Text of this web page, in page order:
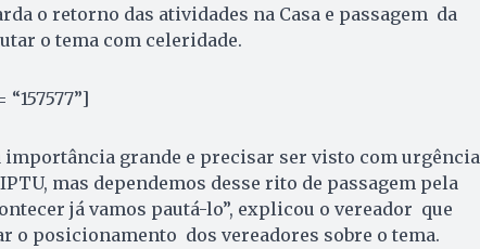
o retorno das atividades na Casa e passagem da
o tema com celeridade.
importância grande e precisar ser visto com urgência
mas dependemos desse rito de passagem pela
já vamos pautá-lo”, explicou o vereador que
o posicionamento dos vereadores sobre o tema.